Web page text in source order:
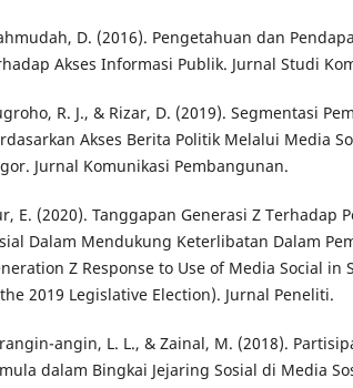
D. (2016). Pengetahuan dan
Akses Informasi Publik. Jurnal Studi
R. J., & Rizar, D. (2019). Segmentasi
Akses Berita Politik Melalui Media
Jurnal Komunikasi Pembangunan.
E. (2020). Tanggapan Generasi Z Terhadap
Dalam Mendukung Keterlibatan Dalam
Z Response to Use of Media Social
2019 Legislative Election). Jurnal Peneliti.
angin, L. L., & Zainal, M. (2018).
dalam Bingkai Jejaring Sosial di Media